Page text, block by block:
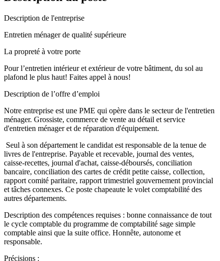
Description de l'entreprise
Entretien ménager de qualité supérieure
La propreté à votre porte
Pour l’entretien intérieur et extérieur de votre bâtiment, du sol au
plafond le plus haut! Faites appel à nous!
Description de l’offre d’emploi
Notre entreprise est une PME qui opère dans le secteur de l'entretien
ménager. Grossiste, commerce de vente au détail et service
d'entretien ménager et de réparation d'équipement.
Seul à son département le candidat est responsable de la tenue de
livres de l'entreprise. Payable et recevable, journal des ventes,
caisse-recettes, journal d'achat, caisse-déboursés, conciliation
bancaire, conciliation des cartes de crédit petite caisse, collection,
rapport comité paritaire, rapport trimestriel gouvernement provincial
et tâches connexes. Ce poste chapeaute le volet comptabilité des
autres départements.
Description des compétences requises : bonne connaissance de tout
le cycle comptable du programme de comptabilité sage simple
comptable ainsi que la suite office. Honnête, autonome et
responsable.
Précisions :